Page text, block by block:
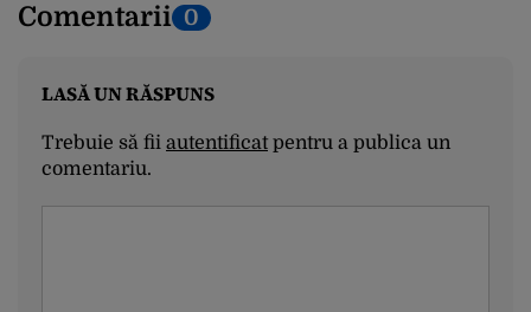
Comentarii 0
LASĂ UN RĂSPUNS
Trebuie să fii autentificatpentru a publica un
comentariu.